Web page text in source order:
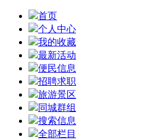
首页
个人中心
我的收藏
最新活动
便民信息
招聘求职
旅游景区
同城群组
搜索信息
全部栏目